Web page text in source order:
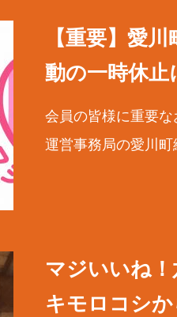
【重要】愛
動の一時休止
会員の皆様に重要
運営事務局の愛川
マジいいね
キモロコシ